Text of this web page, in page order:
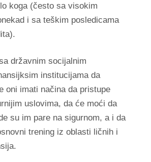
koga (često sa visokim
i sa teškim posledicama
državnim socijalnim
institucijama da
oni imati načina da pristupe
uslovima, da će moći da
su im pare na sigurnom, a i da
trening iz oblasti ličnih i